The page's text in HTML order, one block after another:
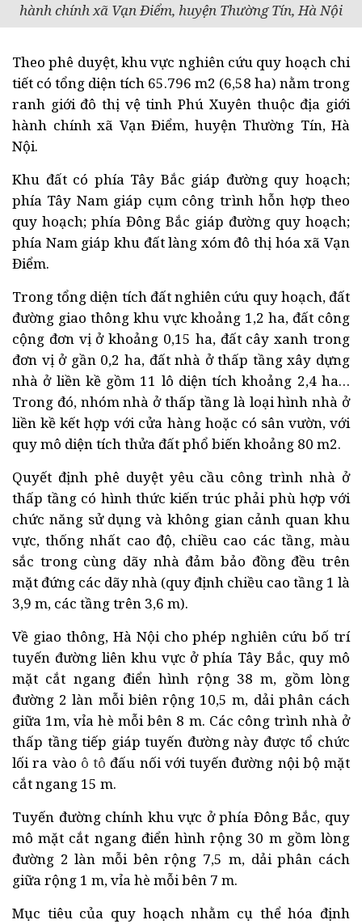
hành chính xã Vạn Điểm, huyện Thường Tín, Hà Nội
Theo phê duyệt, khu vực nghiên cứu quy hoạch chi
tiết có tổng diện tích 65.796 m2 (6,58 ha) nằm trong
ranh giới đô thị vệ tinh Phú Xuyên thuộc địa giới
hành chính xã Vạn Điểm, huyện Thường Tín, Hà
Nội.
Khu đất có phía Tây Bắc giáp đường quy hoạch;
phía Tây Nam giáp cụm công trình hỗn hợp theo
quy hoạch; phía Đông Bắc giáp đường quy hoạch;
phía Nam giáp khu đất làng xóm đô thị hóa xã Vạn
Điểm.
Trong tổng diện tích đất nghiên cứu quy hoạch, đất
đường giao thông khu vực khoảng 1,2 ha, đất công
cộng đơn vị ở khoảng 0,15 ha, đất cây xanh trong
đơn vị ở gần 0,2 ha, đất nhà ở thấp tầng xây dựng
nhà ở liền kề gồm 11 lô diện tích khoảng 2,4 ha…
Trong đó, nhóm nhà ở thấp tầng là loại hình nhà ở
liền kề kết hợp với cửa hàng hoặc có sân vườn, với
quy mô diện tích thửa đất phổ biến khoảng 80 m2.
Quyết định phê duyệt yêu cầu công trình nhà ở
thấp tầng có hình thức kiến trúc phải phù hợp với
chức năng sử dụng và không gian cảnh quan khu
vực, thống nhất cao độ, chiều cao các tầng, màu
sắc trong cùng dãy nhà đảm bảo đồng đều trên
mặt đứng các dãy nhà (quy định chiều cao tầng 1 là
3,9 m, các tầng trên 3,6 m).
Về giao thông, Hà Nội cho phép nghiên cứu bố trí
tuyến đường liên khu vực ở phía Tây Bắc, quy mô
mặt cắt ngang điển hình rộng 38 m, gồm lòng
đường 2 làn mỗi biên rộng 10,5 m, dải phân cách
giữa 1m, vỉa hè mỗi bên 8 m. Các công trình nhà ở
thấp tầng tiếp giáp tuyến đường này được tổ chức
lối ra vào ô tô đấu nối với tuyến đường nội bộ mặt
cắt ngang 15 m.
Tuyến đường chính khu vực ở phía Đông Bắc, quy
mô mặt cắt ngang điển hình rộng 30 m gồm lòng
đường 2 làn mỗi bên rộng 7,5 m, dải phân cách
giữa rộng 1 m, vỉa hè mỗi bên 7 m.
Mục tiêu của quy hoạch nhằm cụ thể hóa định